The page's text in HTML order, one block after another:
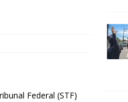
Federal (STF)